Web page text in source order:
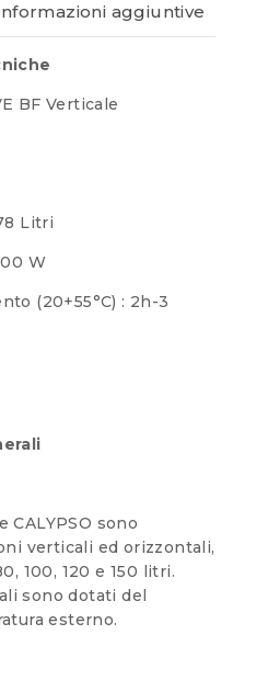
aggiuntive
BF Verticale
Litri
W
(20+55°C) : 2h-3
CALYPSO sono
verticali ed orizzontali,
100, 120 e 150 litri.
sono dotati del
esterno.